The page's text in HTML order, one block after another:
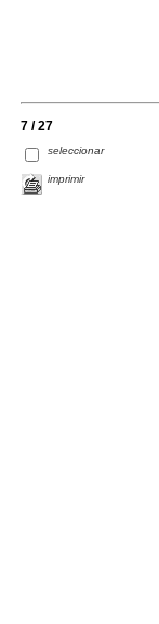
7 / 27
seleccionar
imprimir